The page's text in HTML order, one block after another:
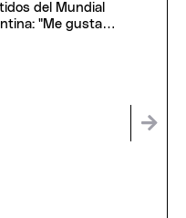
del Mundial
"Me gustaría